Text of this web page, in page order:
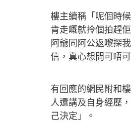
樓主續稱「呢個時
肯走嘅就拎個拍趕
阿爺同阿公返嚟探
信，真心想問可唔
有回應的網民附和
人還講及自身經歷
己決定」。